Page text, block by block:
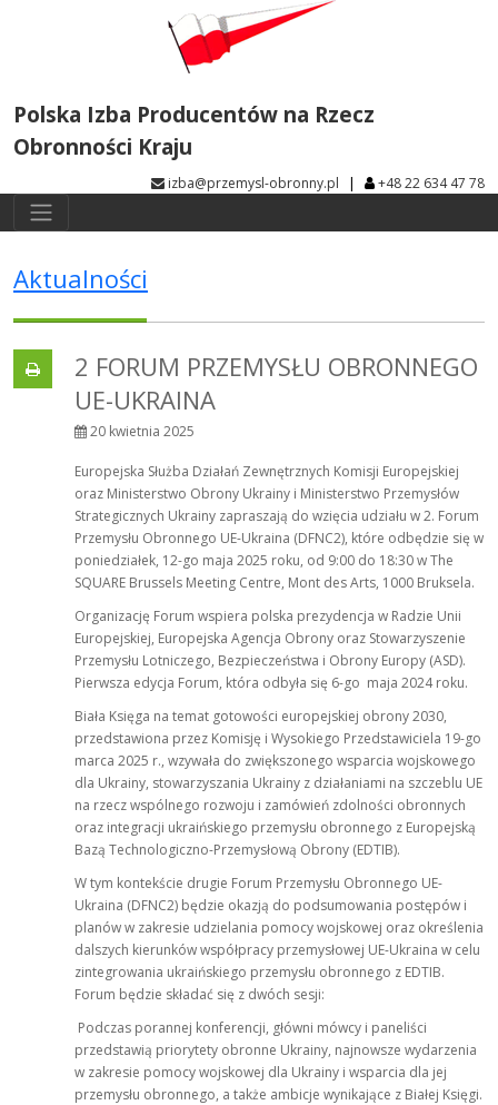
Polska Izba Producentów na Rzecz
Obronności Kraju
izba@przemysl-obronny.pl | +48 22 634 47 78
Aktualności
2 FORUM PRZEMYSŁU OBRONNEGO
UE-UKRAINA
20 kwietnia 2025
Europejska Służba Działań Zewnętrznych Komisji Europejskiej
oraz Ministerstwo Obrony Ukrainy i Ministerstwo Przemysłów
Strategicznych Ukrainy zapraszają do wzięcia udziału w 2. Forum
Przemysłu Obronnego UE-Ukraina (DFNC2), które odbędzie się w
poniedziałek, 12-go maja 2025 roku, od 9:00 do 18:30 w The
SQUARE Brussels Meeting Centre, Mont des Arts, 1000 Bruksela.
Organizację Forum wspiera polska prezydencja w Radzie Unii
Europejskiej, Europejska Agencja Obrony oraz Stowarzyszenie
Przemysłu Lotniczego, Bezpieczeństwa i Obrony Europy (ASD).
Pierwsza edycja Forum, która odbyła się 6-go maja 2024 roku.
Biała Księga na temat gotowości europejskiej obrony 2030,
przedstawiona przez Komisję i Wysokiego Przedstawiciela 19-go
marca 2025 r., wzywała do zwiększonego wsparcia wojskowego
dla Ukrainy, stowarzyszania Ukrainy z działaniami na szczeblu UE
na rzecz wspólnego rozwoju i zamówień zdolności obronnych
oraz integracji ukraińskiego przemysłu obronnego z Europejską
Bazą Technologiczno-Przemysłową Obrony (EDTIB).
W tym kontekście drugie Forum Przemysłu Obronnego UE-
Ukraina (DFNC2) będzie okazją do podsumowania postępów i
planów w zakresie udzielania pomocy wojskowej oraz określenia
dalszych kierunków współpracy przemysłowej UE-Ukraina w celu
zintegrowania ukraińskiego przemysłu obronnego z EDTIB.
Forum będzie składać się z dwóch sesji:
Podczas porannej konferencji, główni mówcy i paneliści
przedstawią priorytety obronne Ukrainy, najnowsze wydarzenia
w zakresie pomocy wojskowej dla Ukrainy i wsparcia dla jej
przemysłu obronnego, a także ambicje wynikające z Białej Księgi.